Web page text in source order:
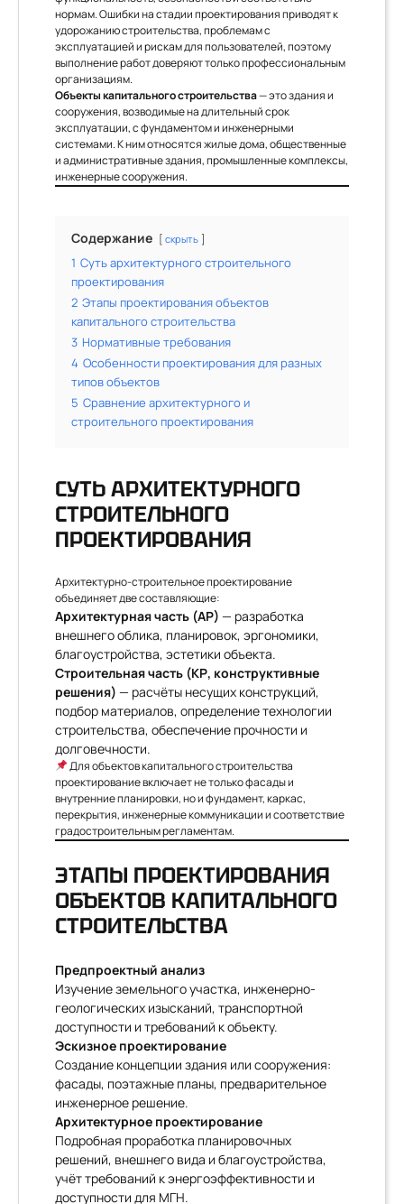
нормам. Ошибки на стадии проектирования приводят к
удорожанию строительства, проблемам с
эксплуатацией и рискам для пользователей, поэтому
выполнение работ доверяют только профессиональным
организациям.
Объекты капитального строительства— это здания и
сооружения, возводимые на длительный срок
эксплуатации, с фундаментом и инженерными
системами. К ним относятся жилые дома, общественные
и административные здания, промышленные комплексы,
инженерные сооружения.
Содержание скрыть
1 Суть архитектурного строительного
проектирования
2 Этапы проектирования объектов
капитального строительства
3 Нормативные требования
4 Особенности проектирования для разных
типов объектов
5 Сравнение архитектурного и
строительного проектирования
СУТЬ АРХИТЕКТУРНОГО
СТРОИТЕЛЬНОГО
ПРОЕКТИРОВАНИЯ
Архитектурно-строительное проектирование
объединяет две составляющие:
Архитектурная часть (АР) — разработка
внешнего облика, планировок, эргономики,
благоустройства, эстетики объекта.
Строительная часть (КР, конструктивные
решения) — расчёты несущих конструкций,
подбор материалов, определение технологии
строительства, обеспечение прочности и
долговечности.
Для объектов капитального строительства
проектирование включает не только фасады и
внутренние планировки, но и фундамент, каркас,
перекрытия, инженерные коммуникации и соответствие
градостроительным регламентам.
ЭТАПЫ ПРОЕКТИРОВАНИЯ
ОБЪЕКТОВ КАПИТАЛЬНОГО
СТРОИТЕЛЬСТВА
Предпроектный анализ
Изучение земельного участка, инженерно-
геологических изысканий, транспортной
доступности и требований к объекту.
Эскизное проектирование
Создание концепции здания или сооружения:
фасады, поэтажные планы, предварительное
инженерное решение.
Архитектурное проектирование
Подробная проработка планировочных
решений, внешнего вида и благоустройства,
учёт требований к энергоэффективности и
доступности для МГН.